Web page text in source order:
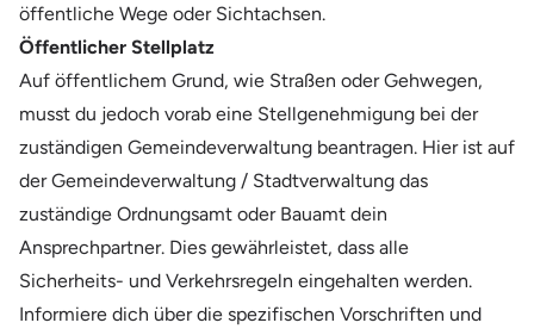
öffentliche Wege oder Sichtachsen.
Öffentlicher Stellplatz
Auf öffentlichem Grund, wie Straßen oder Gehwegen,
musst du jedoch vorab eine Stellgenehmigung bei der
zuständigen Gemeindeverwaltung beantragen. Hier ist auf
der Gemeindeverwaltung / Stadtverwaltung das
zuständige Ordnungsamt oder Bauamt dein
Ansprechpartner. Dies gewährleistet, dass alle
Sicherheits- und Verkehrsregeln eingehalten werden.
Informiere dich über die spezifischen Vorschriften und